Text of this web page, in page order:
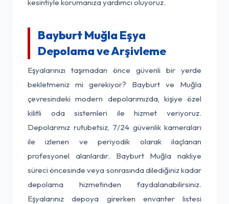
kesintiyle korumanıza yardımcı oluyoruz.
Bayburt Muğla Eşya
Depolama ve Arşivleme
Eşyalarınızı taşımadan önce güvenli bir yerde
bekletmeniz mi gerekiyor? Bayburt ve Muğla
çevresindeki modern depolarımızda, kişiye özel
kilitli oda sistemleri ile hizmet veriyoruz.
Depolarımız rutubetsiz, 7/24 güvenlik kameraları
ile izlenen ve periyodik olarak ilaçlanan
profesyonel alanlardır. Bayburt Muğla nakliye
süreci öncesinde veya sonrasında dilediğiniz kadar
depolama hizmetinden faydalanabilirsiniz.
Eşyalarınız depoya girerken envanter listesi